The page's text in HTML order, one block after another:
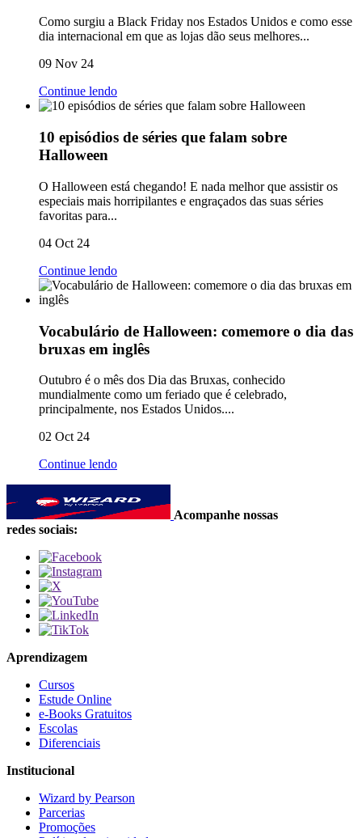
Como surgiu a Black Friday nos Estados Unidos e como esse
dia internacional em que as lojas dão seus melhores...
09 Nov 24
Continue lendo
10 episódios de séries que falam sobre
Halloween
O Halloween está chegando! E nada melhor que assistir os
especiais mais horripilantes e engraçados das suas séries
favoritas para...
04 Oct 24
Continue lendo
Vocabulário de Halloween: comemore o dia das
bruxas em inglês
Outubro é o mês dos Dia das Bruxas, conhecido
mundialmente como um feriado que é celebrado,
principalmente, nos Estados Unidos....
02 Oct 24
Continue lendo
Acompanhe nossas
redes sociais:
Aprendizagem
Cursos
Estude Online
e-Books Gratuitos
Escolas
Diferenciais
Institucional
Wizard by Pearson
Parcerias
Promoções